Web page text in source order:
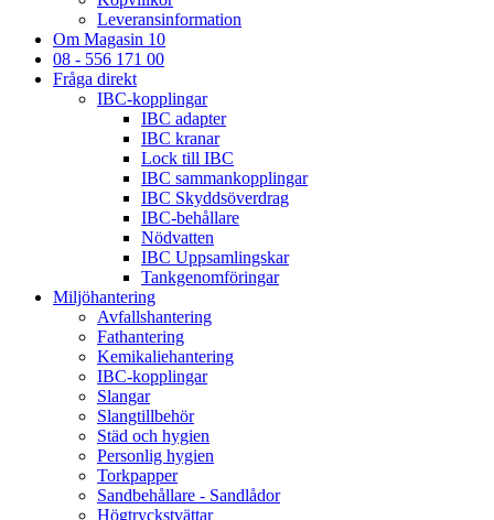
Leveransinformation
Om Magasin 10
08 - 556 171 00
Fråga direkt
IBC-kopplingar
IBC adapter
IBC kranar
Lock till IBC
IBC sammankopplingar
IBC Skyddsöverdrag
IBC-behållare
Nödvatten
IBC Uppsamlingskar
Tankgenomföringar
Miljöhantering
Avfallshantering
Fathantering
Kemikaliehantering
IBC-kopplingar
Slangar
Slangtillbehör
Städ och hygien
Personlig hygien
Torkpapper
Sandbehållare - Sandlådor
Högtryckstvättar